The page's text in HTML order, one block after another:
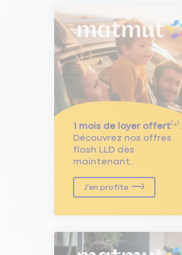
1 mois de loyer offert⁽⁴⁾.
Découvrez nos offres
flash LLD dès
maintenant.
J'en profite